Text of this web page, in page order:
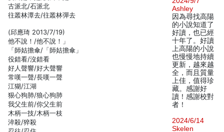
古派北/石派北
往叢林潭去/往叢林彈去
(邱應琦 2013/7/19)
他不說！/他不說！」
「師姑擔傘/「師姑擔傘」
役錯看/沒錯看
好人聲響/好大聲響
常嘆一聲/長嘆一聲
江猢/江湖
狠心狗肺/狼心狗肺
我父生前/你父生前
木柄一技/木柄一枝
淬殺/猝殺
Ashley
因為尋找高陽
的小說知道了
好讀，也已經
十年了。好讀
上高陽的小說
也慢慢地持續
更新，越來越
全，而且質量
上佳，值得珍
藏。感謝好
讀！感謝校對
者！
2024/6/14
Skelen